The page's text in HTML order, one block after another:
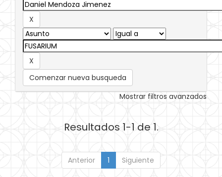
Comenzar nueva busqueda
Mostrar filtros avanzados
Resultados 1-1 de 1.
Anterior 1 Siguiente